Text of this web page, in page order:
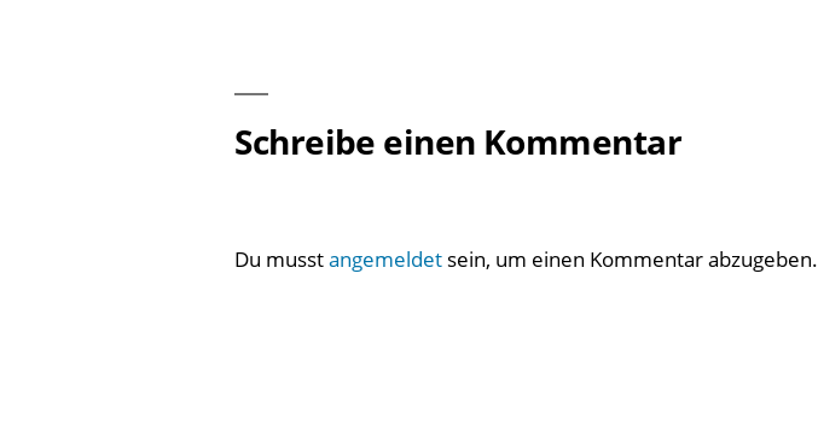
Schreibe einen Kommentar
Du musstangemeldet sein, um einen Kommentar abzugeben.